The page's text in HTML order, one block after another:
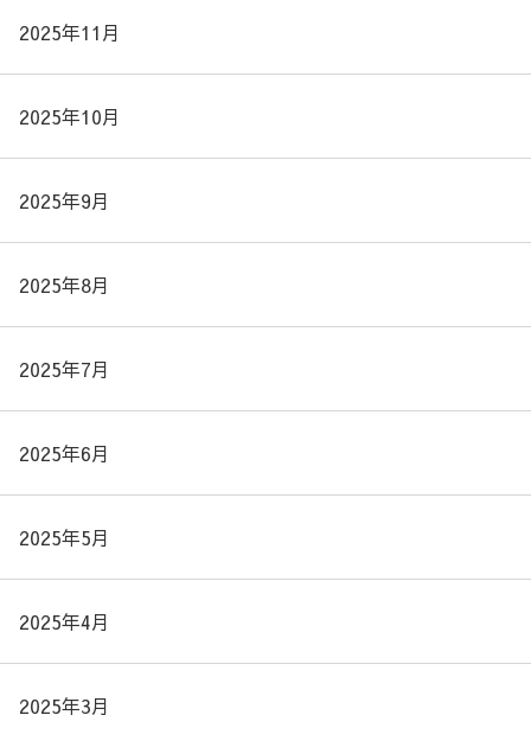
2025年11月
2025年10月
2025年9月
2025年8月
2025年7月
2025年6月
2025年5月
2025年4月
2025年3月